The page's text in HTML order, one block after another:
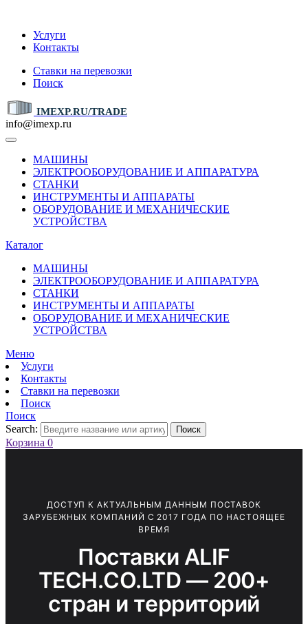
Услуги
Контакты
Ставки на перевозки
Поиск
IMEXP.RU/TRADE
info@imexp.ru
МАШИНЫ
ЭЛЕКТРООБОРУДОВАНИЕ И АППАРАТУРА
СТАНКИ
ИНСТРУМЕНТЫ И АППАРАТЫ
ОБОРУДОВАНИЕ И МЕХАНИЧЕСКИЕ
УСТРОЙСТВА
Каталог
МАШИНЫ
ЭЛЕКТРООБОРУДОВАНИЕ И АППАРАТУРА
СТАНКИ
ИНСТРУМЕНТЫ И АППАРАТЫ
ОБОРУДОВАНИЕ И МЕХАНИЧЕСКИЕ
УСТРОЙСТВА
Меню
Услуги
Контакты
Ставки на перевозки
Поиск
Поиск
Search:
Поиск
Корзина 0
ДОСТУП К АКТУАЛЬНЫМ ДАННЫМ ПОСТАВОК
ЗАРУБЕЖНЫХ КОМПАНИЙ С 2017 ГОДА ПО НАСТОЯЩЕЕ
ВРЕМЯ
Поставки ALIF
TECH.CO.LTD — 200+
стран и территорий